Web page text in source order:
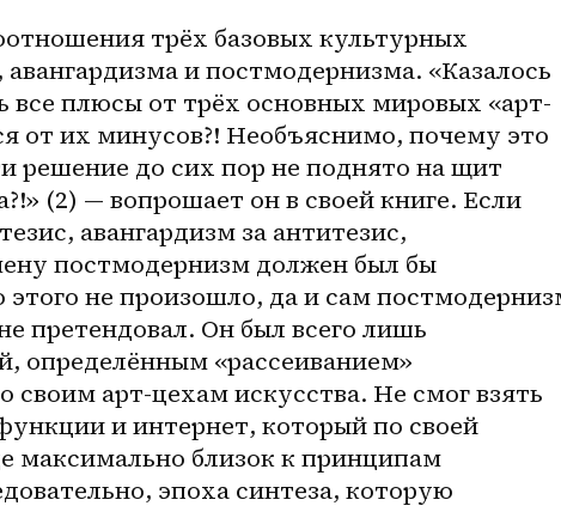
трёх базовых культурных
и постмодернизма. «Казалось
все плюсы от трёх основных мировых «арт-
от их минусов?! Необъяснимо, почему это
решение до сих пор не поднято на щит
(2) — вопрошает он в своей книге. Если
авангардизм за антитезис,
постмодернизм должен был бы
не произошло, да и сам
претендовал. Он был всего лишь
определённым «рассеиванием»
своим арт-цехам искусства. Не смог взять
и интернет, который по своей
максимально близок к принципам
эпоха синтеза, которую